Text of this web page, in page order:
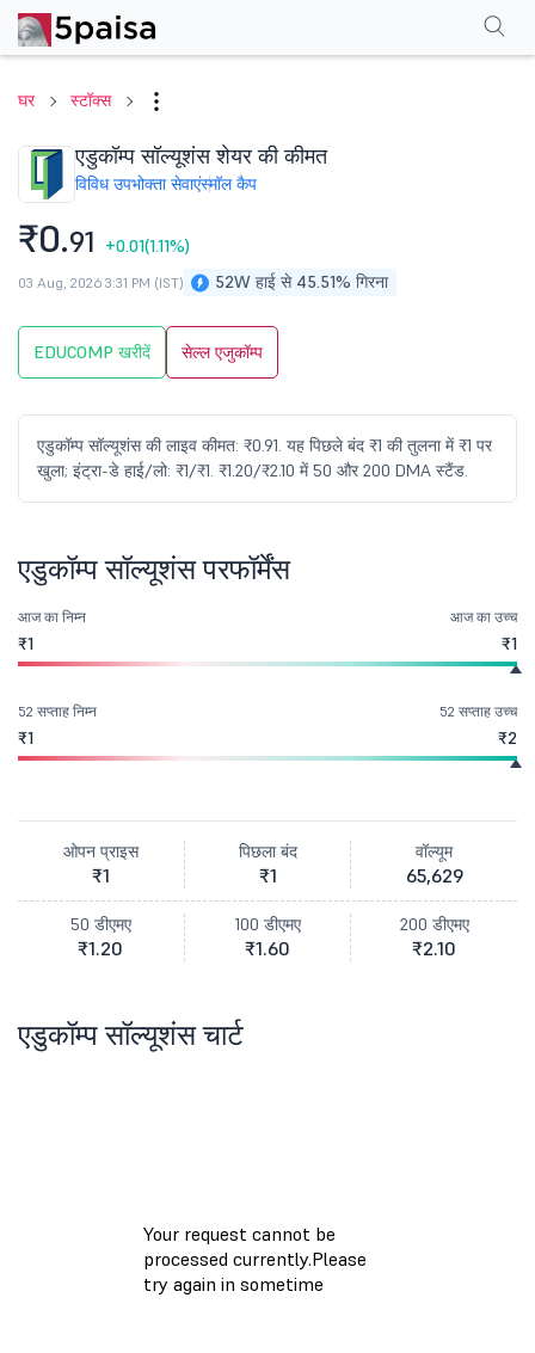
घर स्टॉक्स
एडुकॉम्प सॉल्यूशंस शेयर की कीमत
विविध उपभोक्ता सेवाएंस्मॉल कैप
₹0.91 +0.01(1.11%)
52W हाई से 45.51% गिरना
03 Aug, 2026 3:31 PM (IST)
EDUCOMP खरीदें सेल्ल एजुकॉम्प
एडुकॉम्प सॉल्यूशंस की लाइव कीमत: ₹0.91. यह पिछले बंद ₹1 की तुलना में ₹1 पर
खुला; इंट्रा-डे हाई/लो: ₹1/₹1. ₹1.20/₹2.10 में 50 और 200 DMA स्टैंड.
परफॉर्मेंसफाइनेंशियल्स सामान्य प्रश्न
एडुकॉम्प सॉल्यूशंस परफॉर्मेंस
आज का निम्न
₹1
आज का उच्च
₹1
52 सप्ताह निम्न
₹1
52 सप्ताह उच्च
₹2
ओपन प्राइस
₹1
पिछला बंद
₹1
वॉल्यूम
65,629
50 डीएमए
₹1.20
100 डीएमए
₹1.60
200 डीएमए
₹2.10
एडुकॉम्प सॉल्यूशंस चार्ट